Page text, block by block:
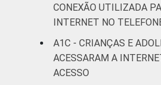
OU DO
ADOLESCENTE
De 11
anos
CONEXÃO UTILIZADA
INTERNET NO
A1C - CRIANÇAS E
ACESSARAM A
ACESSO